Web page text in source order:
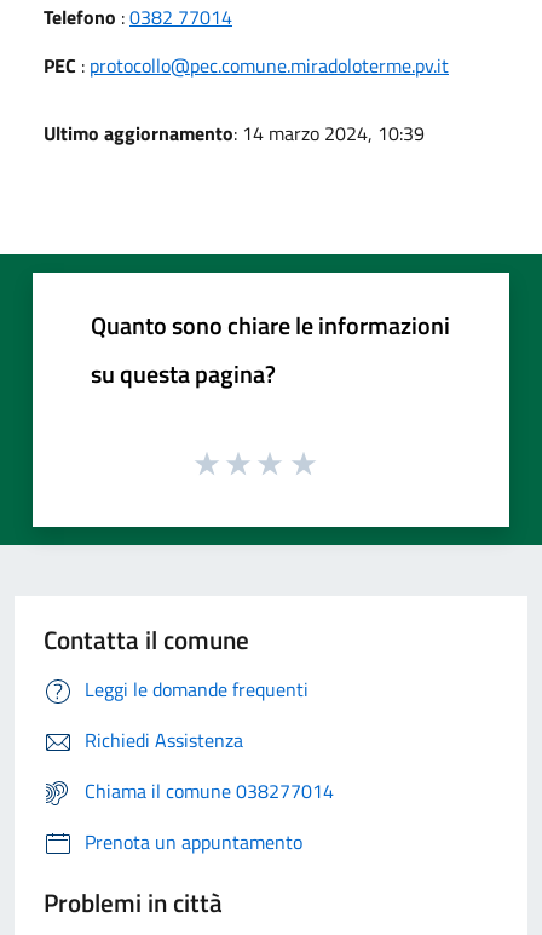
Telefono :0382 77014
PEC : protocollo@pec.comune.miradoloterme.pv.it
Ultimo aggiornamento: 14 marzo 2024, 10:39
Quanto sono chiare le informazioni
su questa pagina?
Contatta il comune
Leggi le domande frequenti
Richiedi Assistenza
Chiama il comune 038277014
Prenota un appuntamento
Problemi in città